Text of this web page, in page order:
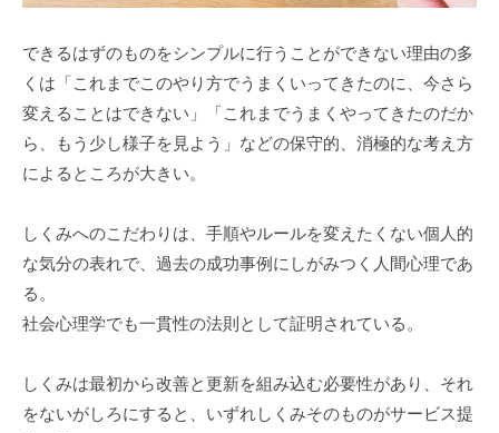
できるはずのものをシンプルに行うことができない理由の多
くは「これまでこのやり方でうまくいってきたのに、今さら
変えることはできない」「これまでうまくやってきたのだか
ら、もう少し様子を見よう」などの保守的、消極的な考え方
によるところが大きい。
しくみへのこだわりは、手順やルールを変えたくない個人的
な気分の表れで、過去の成功事例にしがみつく人間心理であ
る。
社会心理学でも一貫性の法則として証明されている。
しくみは最初から改善と更新を組み込む必要性があり、それ
をないがしろにすると、いずれしくみそのものがサービス提